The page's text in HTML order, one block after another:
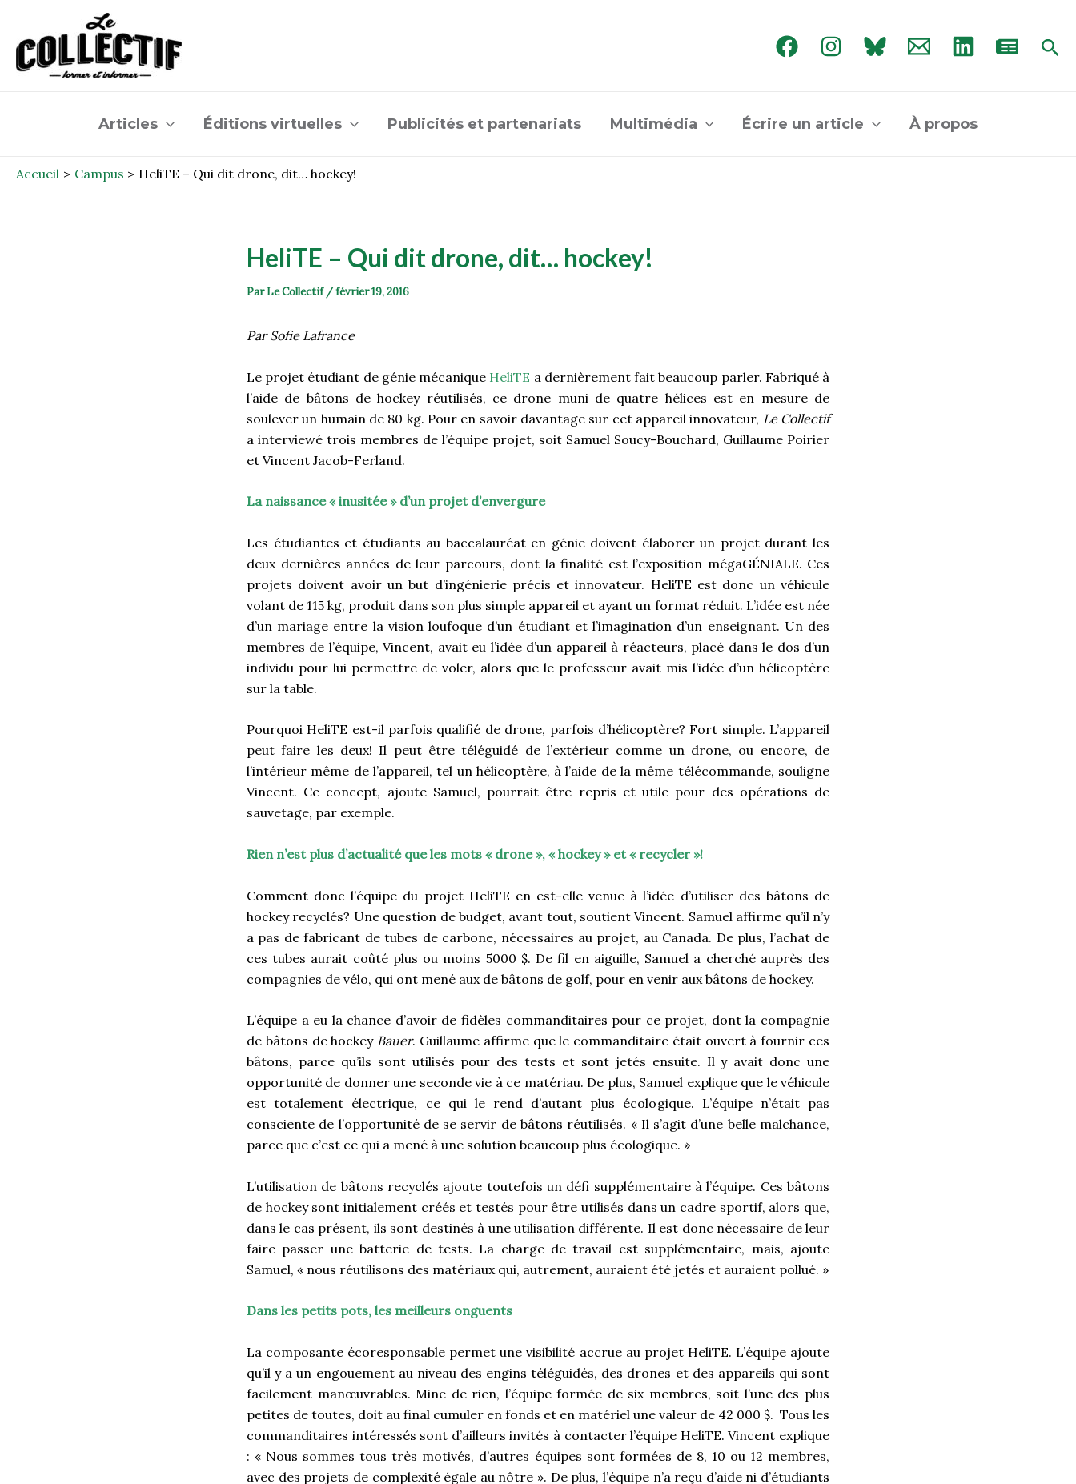
contenu
Articles Éditions virtuelles Publicités et partenariats Multimédia Écrire un article À propos
Accueil Campus HeliTE – Qui dit drone, dit… hockey!
HeliTE – Qui dit drone, dit… hockey!
ParLe Collectif /février 19, 2016
Par Sofie Lafrance
Le projet étudiant de génie mécanique HeliTE a dernièrement fait beaucoup parler. Fabriqué à
l’aide de bâtons de hockey réutilisés, ce drone muni de quatre hélices est en mesure de
soulever un humain de 80 kg. Pour en savoir davantage sur cet appareil innovateur, Le Collectif
a interviewé trois membres de l’équipe projet, soit Samuel Soucy-Bouchard, Guillaume Poirier
et Vincent Jacob-Ferland.
La naissance « inusitée » d’un projet d’envergure
Les étudiantes et étudiants au baccalauréat en génie doivent élaborer un projet durant les
deux dernières années de leur parcours, dont la finalité est l’exposition mégaGÉNIALE. Ces
projets doivent avoir un but d’ingénierie précis et innovateur. HeliTE est donc un véhicule
volant de 115 kg, produit dans son plus simple appareil et ayant un format réduit. L’idée est née
d’un mariage entre la vision loufoque d’un étudiant et l’imagination d’un enseignant. Un des
membres de l’équipe, Vincent, avait eu l’idée d’un appareil à réacteurs, placé dans le dos d’un
individu pour lui permettre de voler, alors que le professeur avait mis l’idée d’un hélicoptère
sur la table.
Pourquoi HeliTE est-il parfois qualifié de drone, parfois d’hélicoptère? Fort simple. L’appareil
peut faire les deux! Il peut être téléguidé de l’extérieur comme un drone, ou encore, de
l’intérieur même de l’appareil, tel un hélicoptère, à l’aide de la même télécommande, souligne
Vincent. Ce concept, ajoute Samuel, pourrait être repris et utile pour des opérations de
sauvetage, par exemple.
Rien n’est plus d’actualité que les mots « drone », « hockey » et « recycler »!
Comment donc l’équipe du projet HeliTE en est-elle venue à l’idée d’utiliser des bâtons de
hockey recyclés? Une question de budget, avant tout, soutient Vincent. Samuel affirme qu’il n’y
a pas de fabricant de tubes de carbone, nécessaires au projet, au Canada. De plus, l’achat de
ces tubes aurait coûté plus ou moins 5000 $. De fil en aiguille, Samuel a cherché auprès des
compagnies de vélo, qui ont mené aux de bâtons de golf, pour en venir aux bâtons de hockey.
L’équipe a eu la chance d’avoir de fidèles commanditaires pour ce projet, dont la compagnie
de bâtons de hockey Bauer. Guillaume affirme que le commanditaire était ouvert à fournir ces
bâtons, parce qu’ils sont utilisés pour des tests et sont jetés ensuite. Il y avait donc une
opportunité de donner une seconde vie à ce matériau. De plus, Samuel explique que le véhicule
est totalement électrique, ce qui le rend d’autant plus écologique. L’équipe n’était pas
consciente de l’opportunité de se servir de bâtons réutilisés. « Il s’agit d’une belle malchance,
parce que c’est ce qui a mené à une solution beaucoup plus écologique. »
L’utilisation de bâtons recyclés ajoute toutefois un défi supplémentaire à l’équipe. Ces bâtons
de hockey sont initialement créés et testés pour être utilisés dans un cadre sportif, alors que,
dans le cas présent, ils sont destinés à une utilisation différente. Il est donc nécessaire de leur
faire passer une batterie de tests. La charge de travail est supplémentaire, mais, ajoute
Samuel, « nous réutilisons des matériaux qui, autrement, auraient été jetés et auraient pollué. »
Dans les petits pots, les meilleurs onguents
La composante écoresponsable permet une visibilité accrue au projet HeliTE. L’équipe ajoute
qu’il y a un engouement au niveau des engins téléguidés, des drones et des appareils qui sont
facilement manœuvrables. Mine de rien, l’équipe formée de six membres, soit l’une des plus
petites de toutes, doit au final cumuler en fonds et en matériel une valeur de 42 000 $. Tous les
commanditaires intéressés sont d’ailleurs invités à contacter l’équipe HeliTE. Vincent explique
: « Nous sommes tous très motivés, d’autres équipes sont formées de 8, 10 ou 12 membres,
avec des projets de complexité égale au nôtre ». De plus, l’équipe n’a reçu d’aide ni d’étudiants